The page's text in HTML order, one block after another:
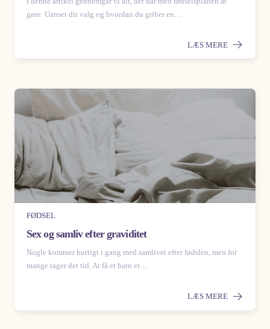
gøre. Uanset dit valg og hvordan du griber en…
LÆS MERE
FØDSEL
Sex og samliv efter graviditet
Nogle kommer hurtigt i gang med samlivet efter fødslen, men for
mange tager det tid. At få et barn er…
LÆS MERE